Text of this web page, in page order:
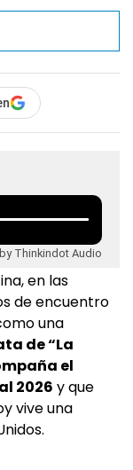
Thinkindot Audio
en las
de encuentro
una
de “La
el
2026 y que
vive una